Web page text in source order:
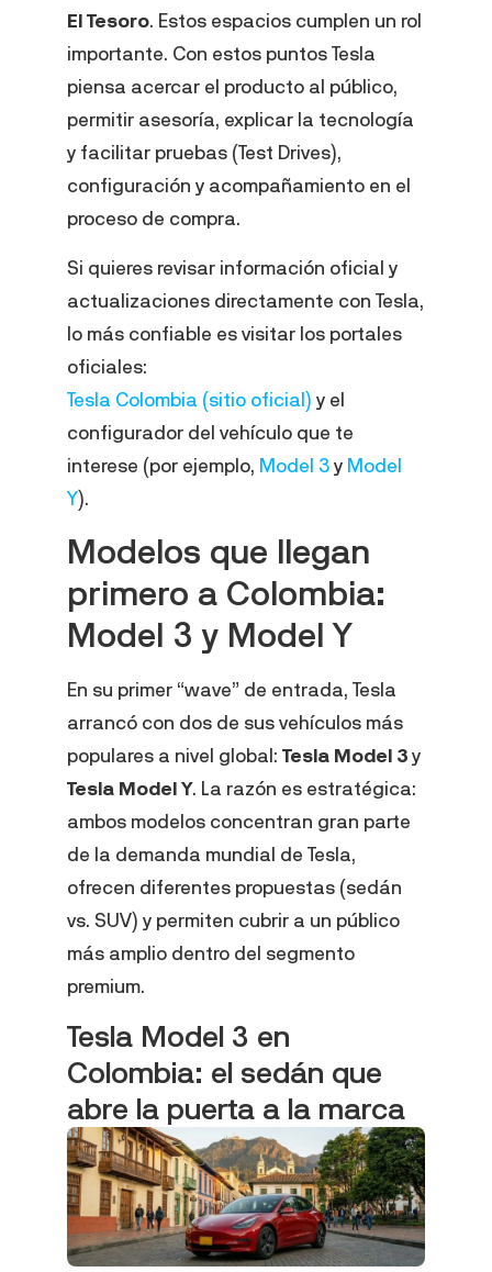
El Tesoro. Estos espacios cumplen un rol
importante. Con estos puntos Tesla
piensa acercar el producto al público,
permitir asesoría, explicar la tecnología
y facilitar pruebas (Test Drives),
configuración y acompañamiento en el
proceso de compra.
Si quieres revisar información oficial y
actualizaciones directamente con Tesla,
lo más confiable es visitar los portales
oficiales:
Tesla Colombia (sitio oficial) y el
configurador del vehículo que te
interese (por ejemplo, Model 3y Model
Y).
Modelos que llegan
primero a Colombia:
Model 3 y Model Y
En su primer “wave” de entrada, Tesla
arrancó con dos de sus vehículos más
populares a nivel global:Tesla Model 3y
Tesla Model Y. La razón es estratégica:
ambos modelos concentran gran parte
de la demanda mundial de Tesla,
ofrecen diferentes propuestas (sedán
vs. SUV) y permiten cubrir a un público
más amplio dentro del segmento
premium.
Tesla Model 3 en
Colombia: el sedán que
abre la puerta a la marca